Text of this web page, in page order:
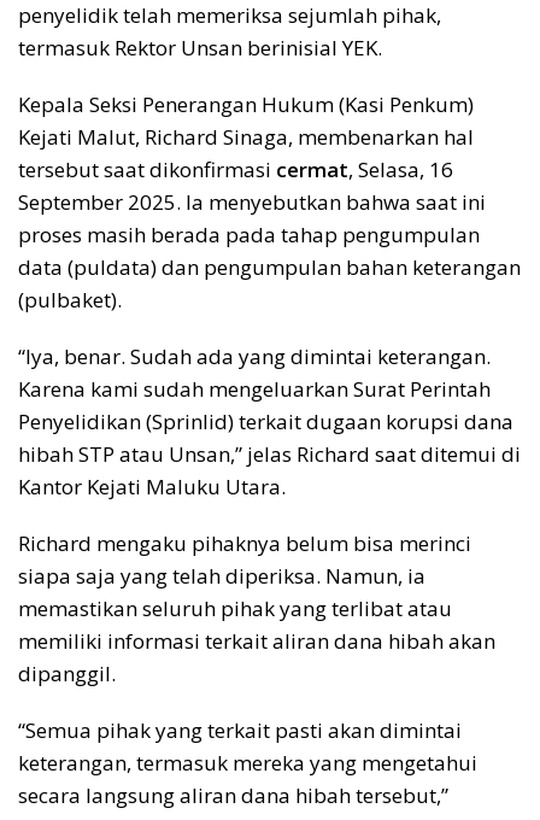
penyelidik telah memeriksa sejumlah pihak,
termasuk Rektor Unsan berinisial YEK.
Kepala Seksi Penerangan Hukum (Kasi Penkum)
Kejati Malut, Richard Sinaga, membenarkan hal
tersebut saat dikonfirmasi cermat, Selasa, 16
September 2025. Ia menyebutkan bahwa saat ini
proses masih berada pada tahap pengumpulan
data (puldata) dan pengumpulan bahan keterangan
(pulbaket).
“Iya, benar. Sudah ada yang dimintai keterangan.
Karena kami sudah mengeluarkan Surat Perintah
Penyelidikan (Sprinlid) terkait dugaan korupsi dana
hibah STP atau Unsan,” jelas Richard saat ditemui di
Kantor Kejati Maluku Utara.
Richard mengaku pihaknya belum bisa merinci
siapa saja yang telah diperiksa. Namun, ia
memastikan seluruh pihak yang terlibat atau
memiliki informasi terkait aliran dana hibah akan
dipanggil.
“Semua pihak yang terkait pasti akan dimintai
keterangan, termasuk mereka yang mengetahui
secara langsung aliran dana hibah tersebut,”